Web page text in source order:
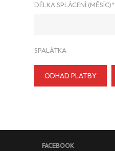
DÉLKA SPLÁCENÍ (MĚSÍC)*
SPALÁTKA
ODHAD PLATBY
FACEBOOK